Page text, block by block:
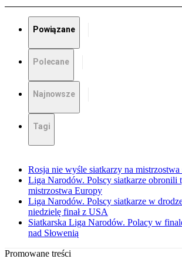
Powiązane
Polecane
Najnowsze
Tagi
Rosja nie wyśle siatkarzy na
Liga Narodów. Polscy siatkarze obronili
mistrzostwa Europy
Liga Narodów. Polscy siatkarze w
niedzielę finał z USA
Siatkarska Liga Narodów. Polacy w
nad Słowenią
Promowane treści